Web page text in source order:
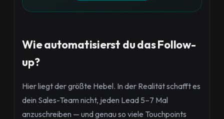
Wie automatisierst du das Follow-
up?
Hier liegt der größte Hebel. In der Realität schafft es
dein Sales-Team nicht, jeden Lead 5–7 Mal
anzuschreiben — und genau so viele Touchpoints